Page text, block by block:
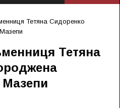
Тетяна Сидоренко
Тетяна